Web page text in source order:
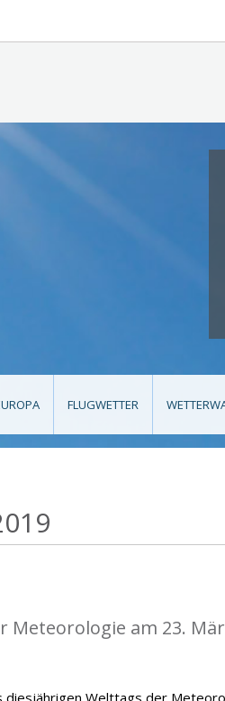
FLUGWETTER
Meteorologie am 23.
Welttags der